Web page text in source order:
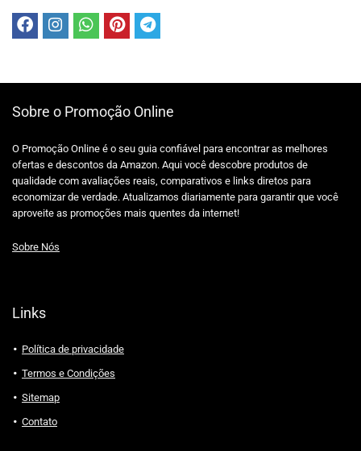
Sobre o Promoção Online
O Promoção Online é o seu guia confiável para encontrar as melhores
ofertas e descontos da Amazon. Aqui você descobre produtos de
qualidade com avaliações reais, comparativos e links diretos para
economizar de verdade. Atualizamos diariamente para garantir que você
aproveite as promoções mais quentes da internet!
Sobre Nós
Links
Política de privacidade
Termos e Condições
Sitemap
Contato